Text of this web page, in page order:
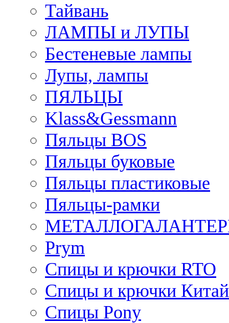
Тайвань
ЛАМПЫ и ЛУПЫ
Бестеневые лампы
Лупы, лампы
ПЯЛЬЦЫ
Klass&Gessmann
Пяльцы BOS
Пяльцы буковые
Пяльцы пластиковые
Пяльцы-рамки
Prym
Спицы и крючки RTO
Спицы и крючки Китай
Спицы Pony